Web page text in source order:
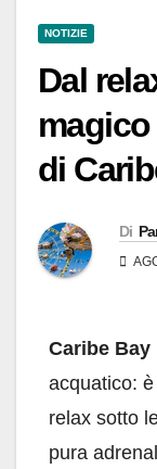
NOTIZIE
Dal
di
Di
Caribe Bay
acquatico: è
relax sotto
pura